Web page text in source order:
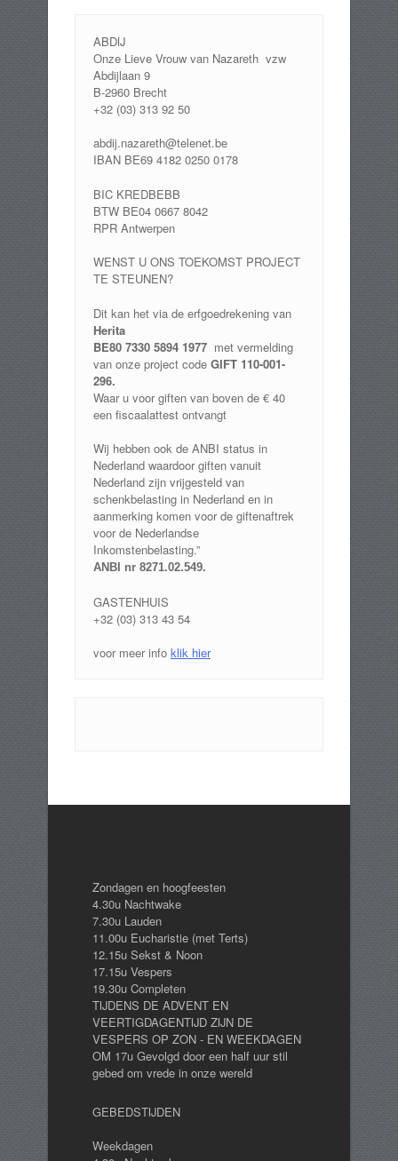
ABDIJ
Onze Lieve Vrouw van Nazareth vzw
Abdijlaan 9
B-2960 Brecht
+32 (03) 313 92 50
abdij.nazareth@telenet.be
IBAN BE69 4182 0250 0178
BIC KREDBEBB
BTW BE04 0667 8042
RPR Antwerpen
WENST U ONS TOEKOMST PROJECT
TE STEUNEN?
Dit kan het via de erfgoedrekening van
Herita
BE80 7330 5894 1977 met vermelding
van onze project code GIFT 110-001-
296.
Waar u voor giften van boven de € 40
een fiscaalattest ontvangt
Wij hebben ook de ANBI status in
Nederland waardoor giften vanuit
Nederland zijn vrijgesteld van
schenkbelasting in Nederland en in
aanmerking komen voor de giftenaftrek
voor de Nederlandse
Inkomstenbelasting.”
ANBI nr 8271.02.549.
GASTENHUIS
+32 (03) 313 43 54
voor meer info klik hier
Zondagen en hoogfeesten
4.30u Nachtwake
7.30u Lauden
11.00u Eucharistie (met Terts)
12.15u Sekst & Noon
17.15u Vespers
19.30u Completen
TIJDENS DE ADVENT EN
VEERTIGDAGENTIJD ZIJN DE
VESPERS OP ZON - EN WEEKDAGEN
OM 17u Gevolgd door een half uur stil
gebed om vrede in onze wereld
GEBEDSTIJDEN
Weekdagen